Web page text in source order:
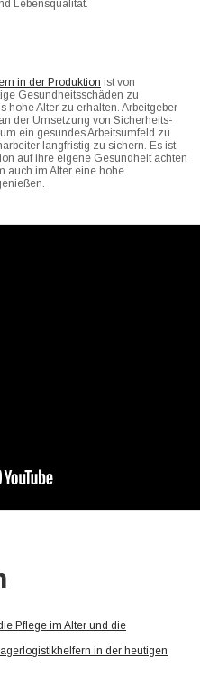
Lebensqualität.
in der Produktion ist von
Gesundheitsschäden zu
hohe Alter zu erhalten. Arbeitgeber
der Umsetzung von Sicherheits-
ein gesundes Arbeitsumfeld zu
langfristig zu sichern. Es ist
auf ihre eigene Gesundheit achten
auch im Alter eine hohe
Pflege im Alter und die
in der heutigen